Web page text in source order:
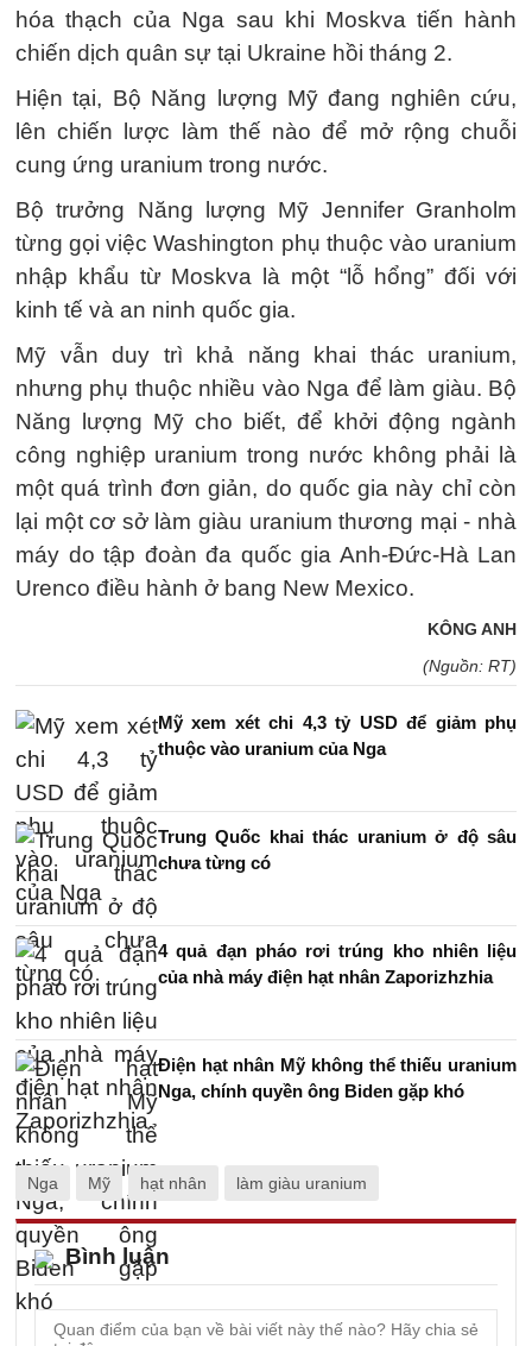
hóa thạch của Nga sau khi Moskva tiến hành
chiến dịch quân sự tại Ukraine hồi tháng 2.
Hiện tại, Bộ Năng lượng Mỹ đang nghiên cứu,
lên chiến lược làm thế nào để mở rộng chuỗi
cung ứng uranium trong nước.
Bộ trưởng Năng lượng Mỹ Jennifer Granholm
từng gọi việc Washington phụ thuộc vào uranium
nhập khẩu từ Moskva là một “lỗ hổng” đối với
kinh tế và an ninh quốc gia.
Mỹ vẫn duy trì khả năng khai thác uranium,
nhưng phụ thuộc nhiều vào Nga để làm giàu. Bộ
Năng lượng Mỹ cho biết, để khởi động ngành
công nghiệp uranium trong nước không phải là
một quá trình đơn giản, do quốc gia này chỉ còn
lại một cơ sở làm giàu uranium thương mại - nhà
máy do tập đoàn đa quốc gia Anh-Đức-Hà Lan
Urenco điều hành ở bang New Mexico.
KÔNG ANH
(Nguồn: RT)
Mỹ xem xét chi 4,3 tỷ USD để giảm phụ
thuộc vào uranium của Nga
Trung Quốc khai thác uranium ở độ sâu
chưa từng có
4 quả đạn pháo rơi trúng kho nhiên liệu
của nhà máy điện hạt nhân Zaporizhzhia
Điện hạt nhân Mỹ không thể thiếu uranium
Nga, chính quyền ông Biden gặp khó
Nga Mỹ hạt nhân làm giàu uranium
Bình luận